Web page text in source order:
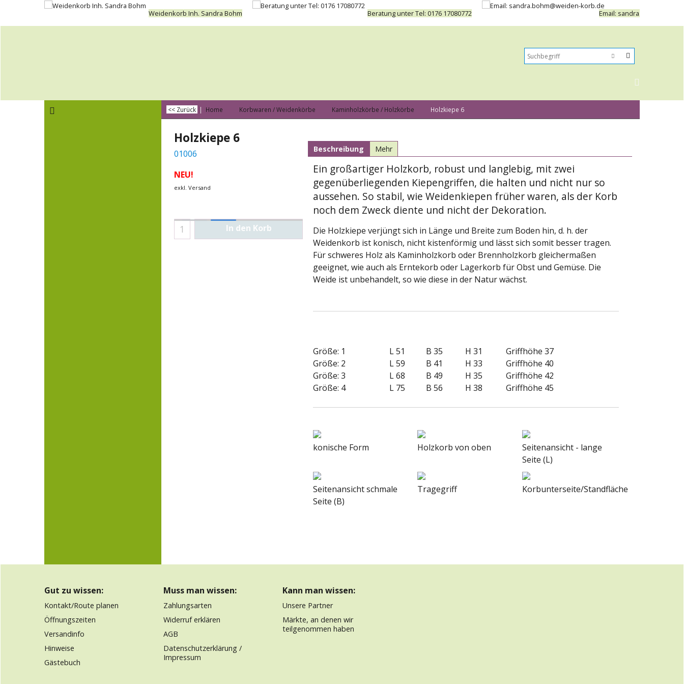
Weidenkorb Inh. Sandra Bohm Beratung unter Tel: 0176 17080772 Email:
<< Zurück | Home Korbwaren / Weidenkörbe Kaminholzkörbe / Holzkörbe Holzkiepe 6
Holzkiepe 6
01006
NEU!
exkl. Versand
In den Korb
Beschreibung Mehr
Ein großartiger Holzkorb, robust und langlebig, mit zwei
gegenüberliegenden Kiepengriffen, die halten und nicht nur so
aussehen. So stabil, wie Weidenkiepen früher waren, als der Korb
noch dem Zweck diente und nicht der Dekoration.
Die Holzkiepe verjüngt sich in Länge und Breite zum Boden hin, d. h. der
Weidenkorb ist konisch, nicht kistenförmig und lässt sich somit besser tragen.
Für schweres Holz als Kaminholzkorb oder Brennholzkorb gleichermaßen
geeignet, wie auch als Erntekorb oder Lagerkorb für Obst und Gemüse. Die
Weide ist unbehandelt, so wie diese in der Natur wächst.
Größe: 1 L 51 B 35 H 31
Griffhöhe 37
Größe: 2
L 59 B 41 H 33
Griffhöhe 40
Größe: 3
L 68 B 49 H 35
Griffhöhe 42
Größe: 4
L 75 B 56 H 38 Griffhöhe 45
konische Form Holzkorb von oben
Seitenansicht - lange
Seite (L)
Seitenansicht schmale
Seite (B)
Tragegriff Korbunterseite/Standfläche
Gut zu wissen:
Kontakt/Route planen
Öffnungszeiten
Versandinfo
Hinweise
Gästebuch
Muss man wissen:
Zahlungsarten
Widerruf erklären
AGB
Datenschutzerklärung /
Impressum
Kann man wissen:
Unsere Partner
Märkte, an denen wir
teilgenommen haben